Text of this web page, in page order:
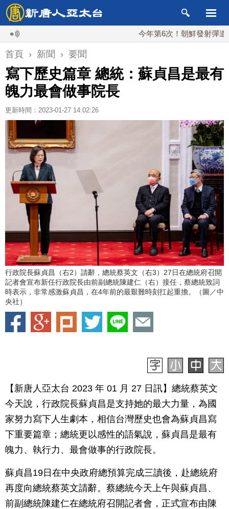
今年第6次！朝鮮發射彈道導彈
首頁 › 新聞 › 要聞
寫下歷史篇章 總統：蘇貞昌是最有
魄力最會做事院長
更新時間：2023-01-27 14:02:26
行政院長蘇貞昌（右2）請辭，總統蔡英文（右3）27日在總統府召開
記者會宣布新任行政院長由前副總統陳建仁（右）接任，蔡總統致詞
時表示，非常感激蘇貞昌，在4年前的最艱難時刻扛起重擔。（圖／中
央社）
【新唐人亞太台 2023 年 01 月 27 日訊】總統蔡英文
今天說，行政院長蘇貞昌是支持她的最大力量，為國
家努力寫下人生劇本，相信台灣歷史也會為蘇貞昌寫
下重要篇章；總統更以感性的語氣說，蘇貞昌是最有
魄力、執行力、最會做事的行政院長。
蘇貞昌19日在中央政府總預算完成三讀後，赴總統府
再度向總統蔡英文請辭。蔡總統今天上午與蘇貞昌、
前副總統陳建仁在總統府召開記者會，正式宣布由陳